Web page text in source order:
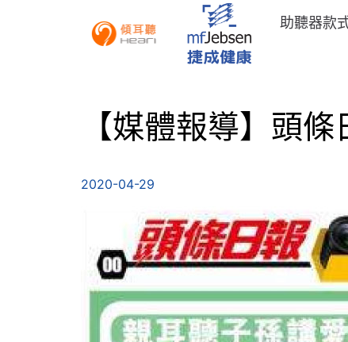
助聽器款
【媒體報導】頭
2020-04-29